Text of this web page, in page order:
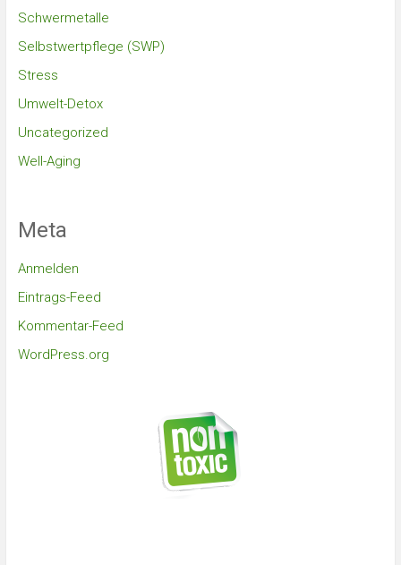
Schwermetalle
Selbstwertpflege (SWP)
Stress
Umwelt-Detox
Uncategorized
Well-Aging
Meta
Anmelden
Eintrags-Feed
Kommentar-Feed
WordPress.org